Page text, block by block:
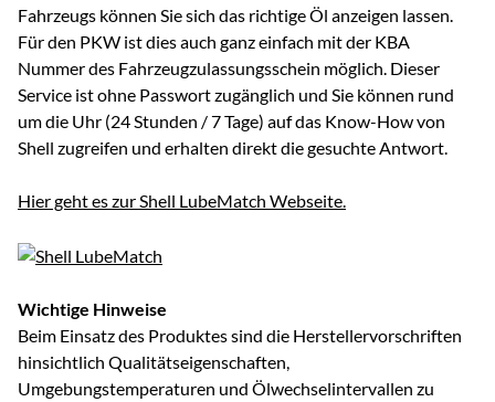
Fahrzeugs können Sie sich das richtige Öl anzeigen lassen.
Für den PKW ist dies auch ganz einfach mit der KBA
Nummer des Fahrzeugzulassungsschein möglich. Dieser
Service ist ohne Passwort zugänglich und Sie können rund
um die Uhr (24 Stunden / 7 Tage) auf das Know-How von
Shell zugreifen und erhalten direkt die gesuchte Antwort.
Hier geht es zur Shell LubeMatch Webseite.
Wichtige Hinweise
Beim Einsatz des Produktes sind die Herstellervorschriften
hinsichtlich Qualitätseigenschaften,
Umgebungstemperaturen und Ölwechselintervallen zu